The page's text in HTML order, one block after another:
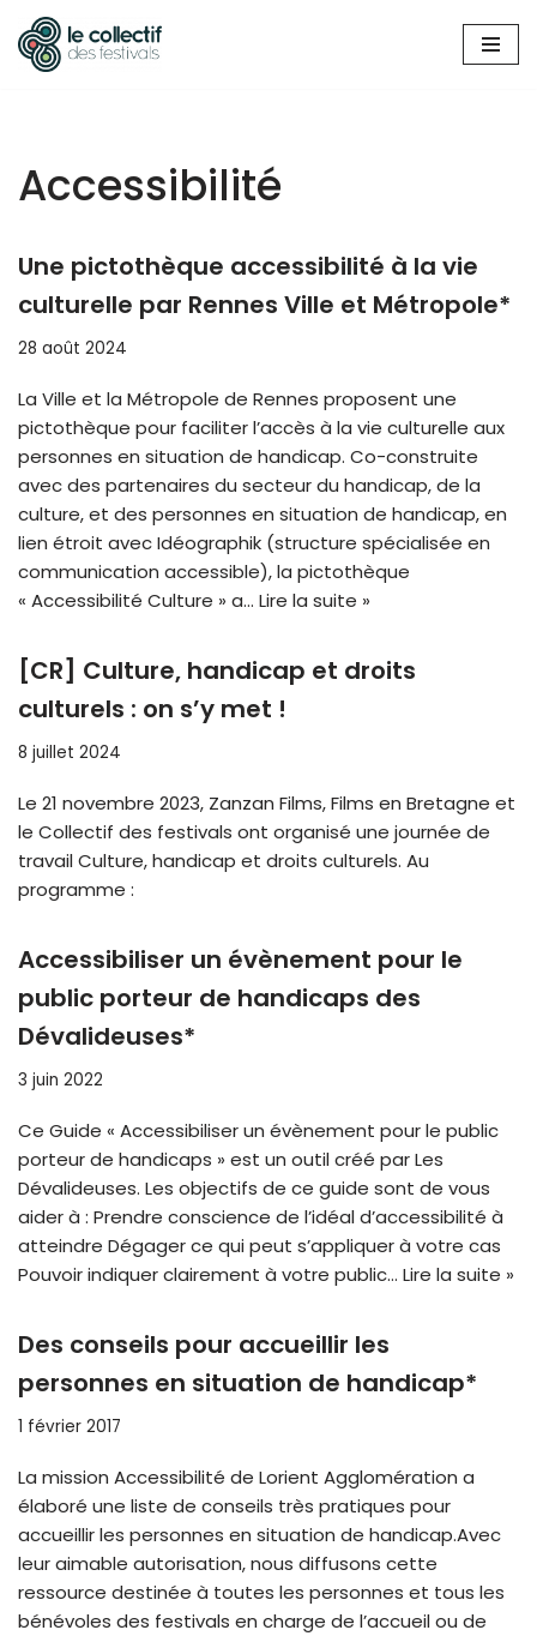
Aller
Accessibilité
Une pictothèque accessibilité à la vie
culturelle par Rennes Ville et Métropole*
28 août 2024
La Ville et la Métropole de Rennes proposent une
pictothèque pour faciliter l’accès à la vie culturelle aux
personnes en situation de handicap. Co-construite
avec des partenaires du secteur du handicap, de la
culture, et des personnes en situation de handicap, en
lien étroit avec Idéographik (structure spécialisée en
communication accessible), la pictothèque
« Accessibilité Culture » a… Lire la suite »
[CR] Culture, handicap et droits
culturels : on s’y met !
8 juillet 2024
Le 21 novembre 2023, Zanzan Films, Films en Bretagne et
le Collectif des festivals ont organisé une journée de
travail Culture, handicap et droits culturels. Au
programme :
Accessibiliser un évènement pour le
public porteur de handicaps des
Dévalideuses*
3 juin 2022
Ce Guide « Accessibiliser un évènement pour le public
porteur de handicaps » est un outil créé par Les
Dévalideuses. Les objectifs de ce guide sont de vous
aider à : Prendre conscience de l’idéal d’accessibilité à
atteindre Dégager ce qui peut s’appliquer à votre cas
Pouvoir indiquer clairement à votre public… Lire la suite »
Des conseils pour accueillir les
personnes en situation de handicap*
1 février 2017
La mission Accessibilité de Lorient Agglomération a
élaboré une liste de conseils très pratiques pour
accueillir les personnes en situation de handicap.Avec
leur aimable autorisation, nous diffusons cette
ressource destinée à toutes les personnes et tous les
bénévoles des festivals en charge de l’accueil ou de